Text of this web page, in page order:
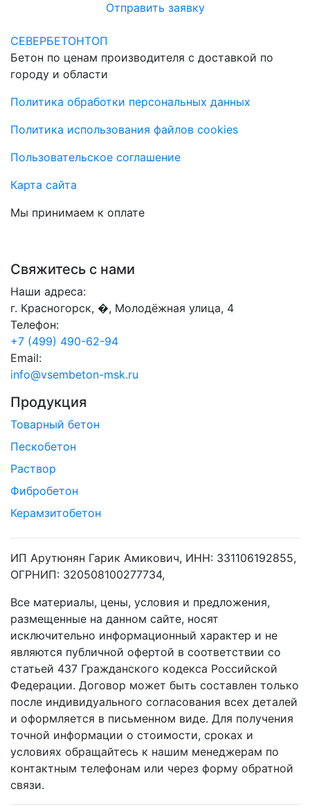
Отправить заявку
СЕВЕРБЕТОНТОП
Бетон по ценам производителя с доставкой по
городу и области
Политика обработки персональных данных
Политика использования файлов cookies
Пользовательское соглашение
Карта сайта
Мы принимаем к оплате
Свяжитесь с нами
Наши адреса:
г. Красногорск, �, Молодёжная улица, 4
Телефон:
+7 (499) 490-62-94
Email:
info@vsembeton-msk.ru
Продукция
Товарный бетон
Пескобетон
Раствор
Фибробетон
Керамзитобетон
ИП Арутюнян Гарик Амикович, ИНН: 331106192855,
ОГРНИП: 320508100277734,
Все материалы, цены, условия и предложения,
размещенные на данном сайте, носят
исключительно информационный характер и не
являются публичной офертой в соответствии со
статьей 437 Гражданского кодекса Российской
Федерации. Договор может быть составлен только
после индивидуального согласования всех деталей
и оформляется в письменном виде. Для получения
точной информации о стоимости, сроках и
условиях обращайтесь к нашим менеджерам по
контактным телефонам или через форму обратной
связи.